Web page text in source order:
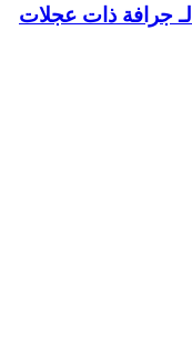
المحرك Komatsu SAAD114E-1 لـ جرافة ذات عجلات